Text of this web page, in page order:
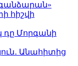
գանձարան»
հիշվի
դը Մորգանի
Անահիտից